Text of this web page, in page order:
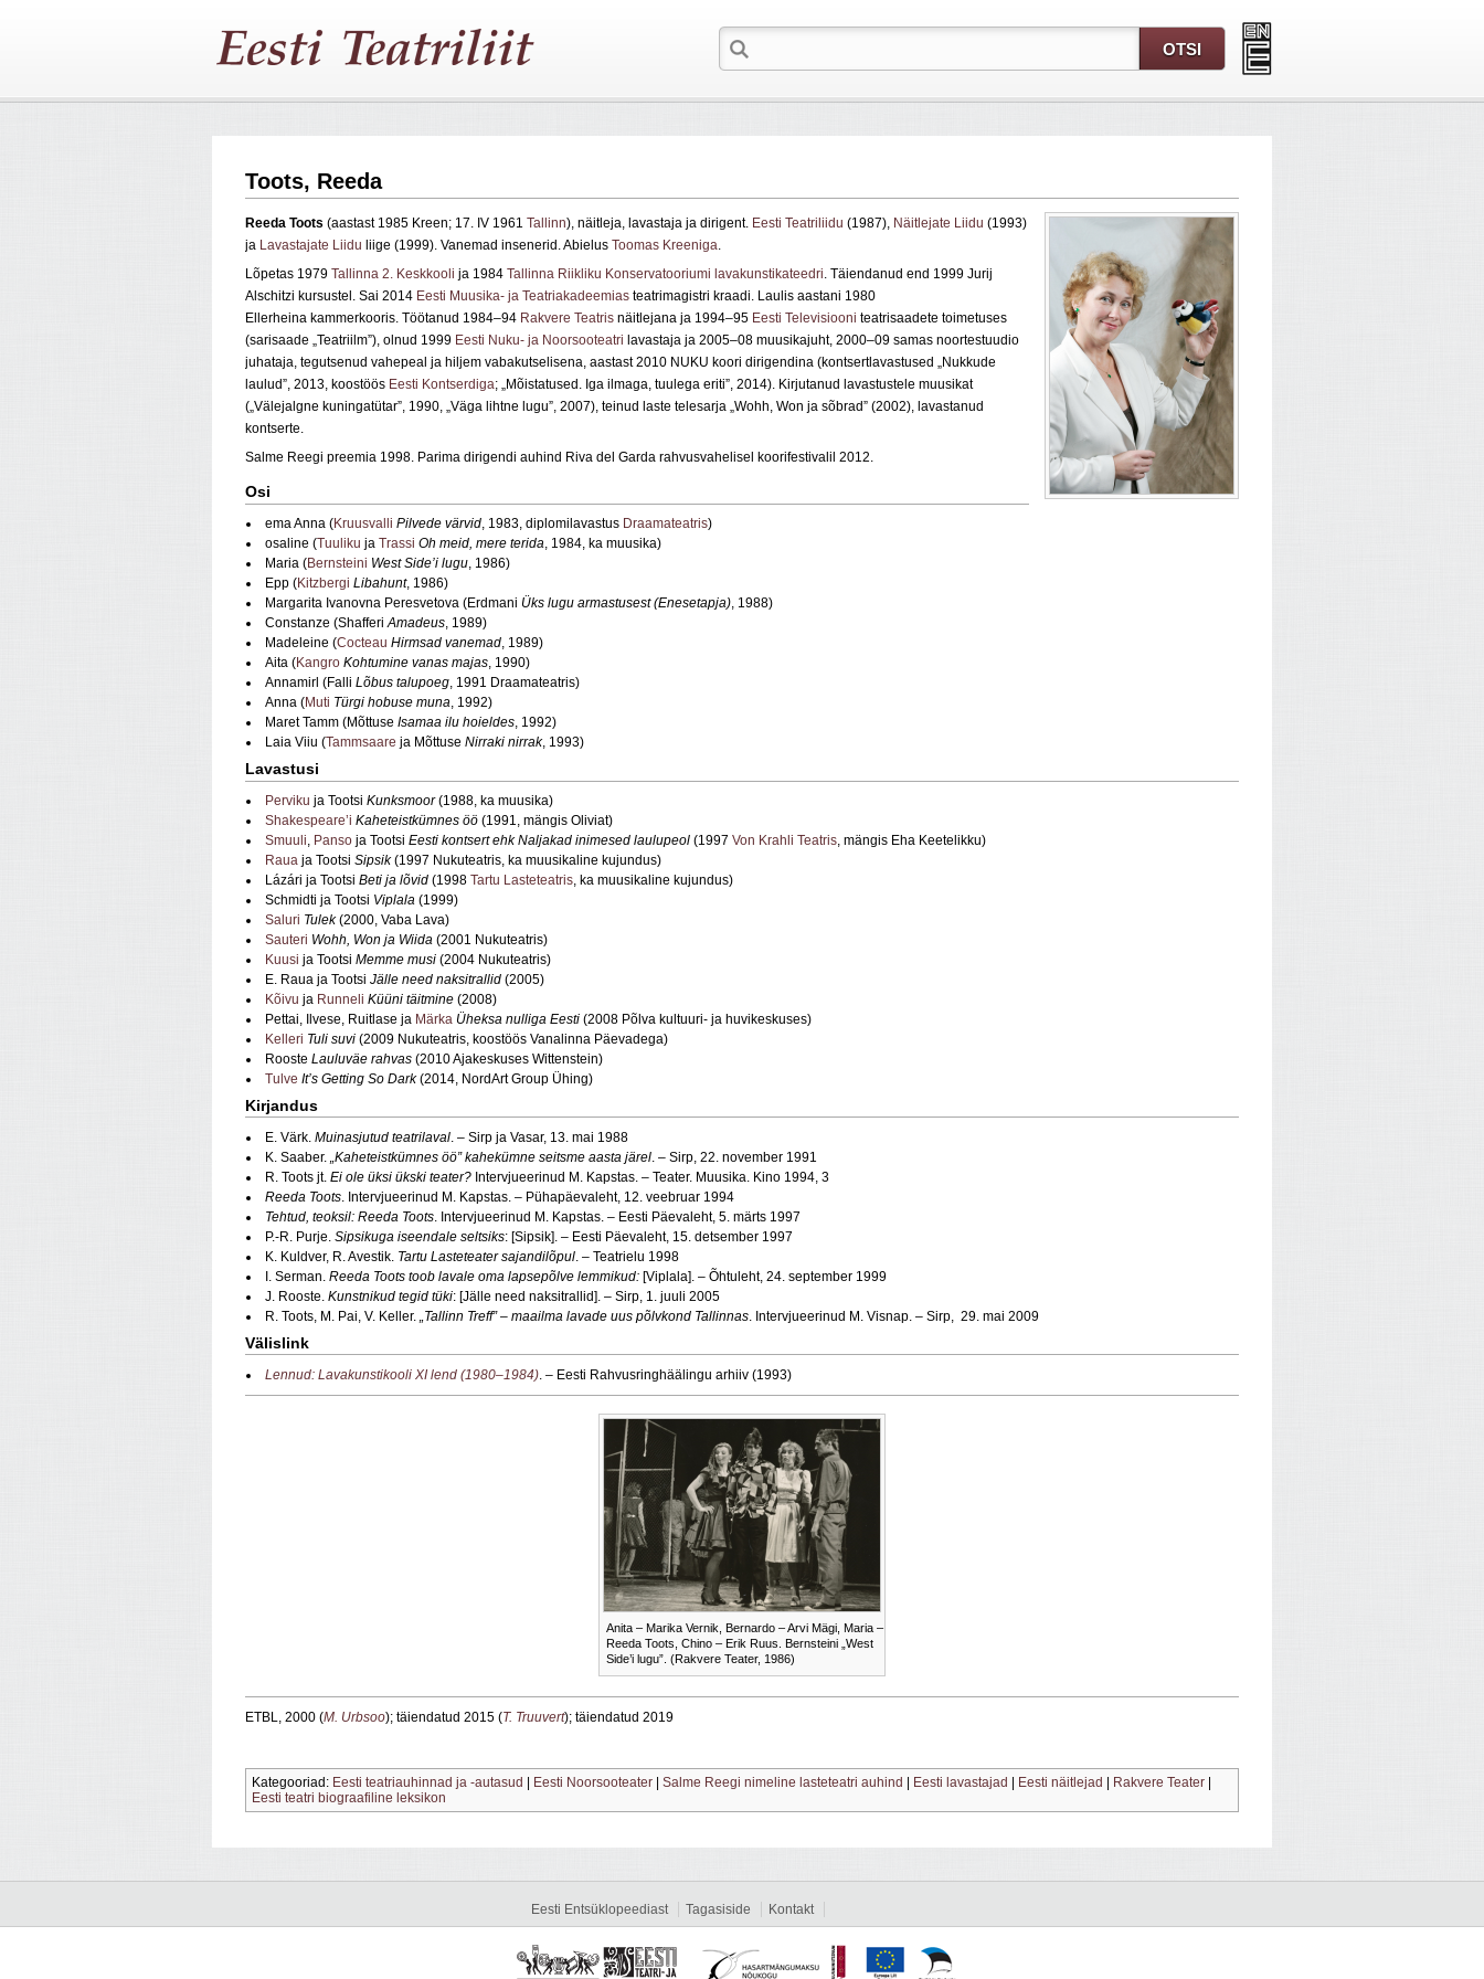
Toots, Reeda
Reeda Toots (aastast 1985 Kreen; 17. IV 1961 Tallinn), näitleja, lavastaja ja dirigent. Eesti Teatriliidu (1987), Näitlejate Liidu (1993)
ja Lavastajate Liidu liige (1999). Vanemad insenerid. Abielus Toomas Kreeniga.
Lõpetas 1979 Tallinna 2. Keskkooli ja 1984 Tallinna Riikliku Konservatooriumi lavakunstikateedri. Täiendanud end 1999 Jurij
Alschitzi kursustel. Sai 2014 Eesti Muusika- ja Teatriakadeemias teatrimagistri kraadi. Laulis aastani 1980
Ellerheina kammerkooris. Töötanud 1984–94 Rakvere Teatris näitlejana ja 1994–95 Eesti Televisiooni teatrisaadete toimetuses
(sarisaade „Teatriilm”), olnud 1999 Eesti Nuku- ja Noorsooteatri lavastaja ja 2005–08 muusikajuht, 2000–09 samas noortestuudio
juhataja, tegutsenud vahepeal ja hiljem vabakutselisena, aastast 2010 NUKU koori dirigendina (kontsertlavastused „Nukkude
laulud”, 2013, koostöös Eesti Kontserdiga; „Mõistatused. Iga ilmaga, tuulega eriti”, 2014). Kirjutanud lavastustele muusikat
(„Välejalgne kuningatütar”, 1990, „Väga lihtne lugu”, 2007), teinud laste telesarja „Wohh, Won ja sõbrad” (2002), lavastanud
kontserte.
Salme Reegi preemia 1998. Parima dirigendi auhind Riva del Garda rahvusvahelisel koorifestivalil 2012.
Osi
ema Anna (Kruusvalli Pilvede värvid, 1983, diplomilavastus Draamateatris)
osaline (Tuuliku ja Trassi Oh meid, mere terida, 1984, ka muusika)
Maria (Bernsteini West Side’i lugu, 1986)
Epp (Kitzbergi Libahunt, 1986)
Margarita Ivanovna Peresvetova (Erdmani Üks lugu armastusest (Enesetapja), 1988)
Constanze (ShafferiAmadeus, 1989)
Madeleine (Cocteau Hirmsad vanemad, 1989)
Aita (Kangro Kohtumine vanas majas, 1990)
Annamirl (Falli Lõbus talupoeg, 1991 Draamateatris)
Anna (Muti Türgi hobuse muna, 1992)
Maret Tamm (Mõttuse Isamaa ilu hoieldes, 1992)
Laia Viiu (Tammsaare ja Mõttuse Nirraki nirrak, 1993)
Lavastusi
Perviku ja Tootsi Kunksmoor(1988, ka muusika)
Shakespeare’i Kaheteistkümnes öö (1991, mängis Oliviat)
Smuuli, Panso ja Tootsi Eesti kontsert ehk Naljakad inimesed laulupeol (1997 Von Krahli Teatris, mängis Eha Keetelikku)
Raua ja Tootsi Sipsik(1997 Nukuteatris, ka muusikaline kujundus)
Lázári ja Tootsi Beti ja lõvid (1998 Tartu Lasteteatris, ka muusikaline kujundus)
Schmidti ja Tootsi Viplala (1999)
Saluri Tulek(2000, Vaba Lava)
Sauteri Wohh, Won ja Wiida (2001 Nukuteatris)
Kuusi ja Tootsi Memme musi (2004 Nukuteatris)
E. Raua ja Tootsi Jälle need naksitrallid (2005)
Kõivu ja Runneli Küüni täitmine (2008)
Pettai, Ilvese, Ruitlase ja Märka Üheksa nulliga Eesti (2008 Põlva kultuuri- ja huvikeskuses)
Kelleri Tuli suvi (2009 Nukuteatris, koostöös Vanalinna Päevadega)
Rooste Lauluväe rahvas (2010 Ajakeskuses Wittenstein)
Tulve It’s Getting So Dark(2014, NordArt Group Ühing)
Kirjandus
E. Värk. Muinasjutud teatrilaval. – Sirp ja Vasar, 13. mai 1988
K. Saaber. „Kaheteistkümnes öö” kahekümne seitsme aasta järel. – Sirp, 22. november 1991
R. Toots jt. Ei ole üksi ükski teater? Intervjueerinud M. Kapstas. – Teater. Muusika. Kino 1994, 3
Reeda Toots. Intervjueerinud M. Kapstas. – Pühapäevaleht, 12. veebruar 1994
Tehtud, teoksil: Reeda Toots. Intervjueerinud M. Kapstas. – Eesti Päevaleht, 5. märts 1997
P.-R. Purje. Sipsikuga iseendale seltsiks: [Sipsik]. – Eesti Päevaleht, 15. detsember 1997
K. Kuldver, R. Avestik. Tartu Lasteteater sajandilõpul. – Teatrielu 1998
I. Serman. Reeda Toots toob lavale oma lapsepõlve lemmikud: [Viplala]. – Õhtuleht, 24. september 1999
J. Rooste. Kunstnikud tegid tüki: [Jälle need naksitrallid]. – Sirp, 1. juuli 2005
R. Toots, M. Pai, V. Keller. „Tallinn Treff” – maailma lavade uus põlvkond Tallinnas. Intervjueerinud M. Visnap. – Sirp, 29. mai 2009
Välislink
Lennud: Lavakunstikooli XI lend (1980–1984) . – Eesti Rahvusringhäälingu arhiiv (1993)
Anita – Marika Vernik, Bernardo – Arvi Mägi, Maria –
Reeda Toots, Chino – Erik Ruus. Bernsteini „West
Side’i lugu”. (Rakvere Teater, 1986)
ETBL, 2000 (M. Urbsoo); täiendatud 2015 (T. Truuvert); täiendatud 2019
Kategooriad: Eesti teatriauhinnad ja -autasud Eesti Noorsooteater Salme Reegi nimeline lasteteatri auhind Eesti lavastajad Eesti näitlejad Rakvere Teater
Eesti teatri biograafiline leksikon
Eesti Entsüklopeediast Tagasiside Kontakt